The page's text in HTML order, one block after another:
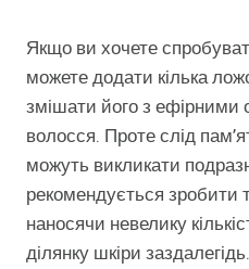
Якщо ви хочете
можете додати кілька
змішати його з ефірними
волосся. Проте слід
можуть викликати
рекомендується зробити
наносячи невелику
ділянку шкіри заздалегідь.